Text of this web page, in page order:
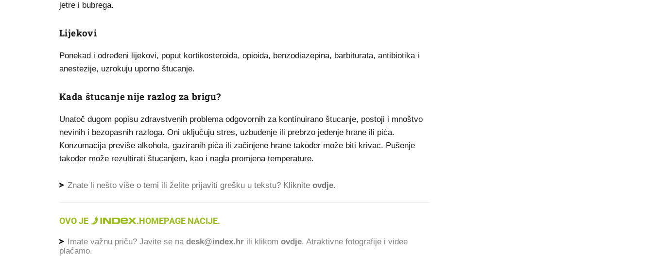
jetre i bubrega.
Lijekovi
Ponekad i određeni lijekovi, poput kortikosteroida, opioida, benzodiazepina, barbiturata, antibiotika i
anestezije, uzrokuju uporno štucanje.
Kada štucanje nije razlog za brigu?
Unatoč dugom popisu zdravstvenih problema odgovornih za kontinuirano štucanje, postoji i mnoštvo
nevinih i bezopasnih razloga. Oni uključuju stres, uzbuđenje ili prebrzo jedenje hrane ili pića.
Konzumacija previše alkohola, gaziranih pića ili začinjene hrane također može biti krivac. Pušenje
također može rezultirati štucanjem, kao i nagla promjena temperature.
Znate li nešto više o temi ili želite prijaviti grešku u tekstu? Kliknite ovdje.
OVO JE .HOMEPAGE NACIJE.
Imate važnu priču? Javite se na desk@index.hr ili klikom ovdje. Atraktivne fotografije i videe
plaćamo.